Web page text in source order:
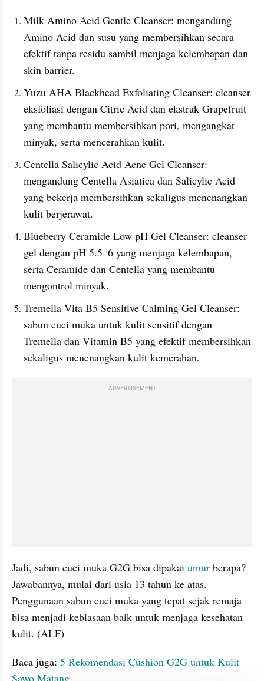
Milk Amino Acid Gentle Cleanser: mengandung
Amino Acid dan susu yang membersihkan secara
efektif tanpa residu sambil menjaga kelembapan dan
skin barrier.
Yuzu AHA Blackhead Exfoliating Cleanser: cleanser
eksfoliasi dengan Citric Acid dan ekstrak Grapefruit
yang membantu membersihkan pori, mengangkat
minyak, serta mencerahkan kulit.
Centella Salicylic Acid Acne Gel Cleanser:
mengandung Centella Asiatica dan Salicylic Acid
yang bekerja membersihkan sekaligus menenangkan
kulit berjerawat.
Blueberry Ceramide Low pH Gel Cleanser: cleanser
gel dengan pH 5.5–6 yang menjaga kelembapan,
serta Ceramide dan Centella yang membantu
mengontrol minyak.
Tremella Vita B5 Sensitive Calming Gel Cleanser:
sabun cuci muka untuk kulit sensitif dengan
Tremella dan Vitamin B5 yang efektif membersihkan
sekaligus menenangkan kulit kemerahan.
ADVERTISEMENT
Jadi, sabun cuci muka G2G bisa dipakai umur berapa?
Jawabannya, mulai dari usia 13 tahun ke atas.
Penggunaan sabun cuci muka yang tepat sejak remaja
bisa menjadi kebiasaan baik untuk menjaga kesehatan
kulit. (ALF)
Baca juga: 5 Rekomendasi Cushion G2G untuk Kulit